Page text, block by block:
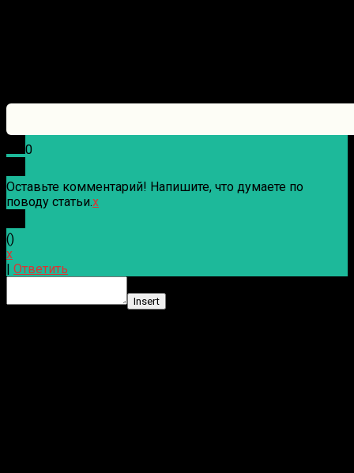
0
Оставьте комментарий! Напишите, что думаете по
поводу статьи.x
()
x
Ответить
Insert